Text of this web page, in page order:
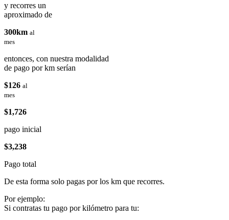
y recorres un
aproximado de
300km al
mes
entonces, con nuestra modalidad
de pago por km serían
$126 al
mes
$1,726
pago inicial
$3,238
Pago total
De esta forma solo pagas por los km que recorres.
Por ejemplo:
Si contratas tu pago por kilómetro para tu: